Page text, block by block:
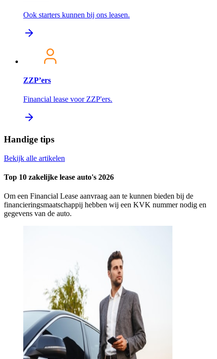
Ook starters kunnen bij ons leasen.
ZZP’ers
Financial lease voor ZZP'ers.
Handige tips
Bekijk alle artikelen
Top 10 zakelijke lease auto's 2026
Om een Financial Lease aanvraag aan te kunnen bieden bij de
financieringsmaatschappij hebben wij een KVK nummer nodig en
gegevens van de auto.